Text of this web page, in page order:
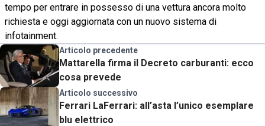
tempo per entrare in possesso di una vettura ancora molto
richiesta e oggi aggiornata con un nuovo sistema di
infotainment.
Articolo precedente
Mattarella firma il Decreto carburanti: ecco
cosa prevede
Articolo successivo
Ferrari LaFerrari: all’asta l’unico esemplare
blu elettrico